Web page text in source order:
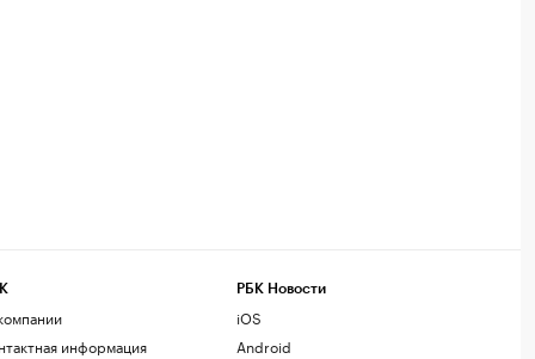
информация
РБК Новости
iOS
Android